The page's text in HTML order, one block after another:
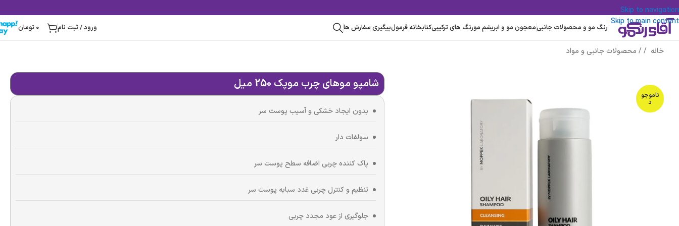
Skip to navigation
Skip to main content
رنگ مو و محصولات جانبیمعجون مو و ابریشم مورنگ های ترکیبیکتابخانه فرمولپیگیری سفارش ها ورود / ثبت نام 0 تومان
خانه / محصولات جانبی و مواد
ناموجو
د
شامپو موهای چرب موپک 250 میل
بدون ایجاد خشکی و آسیب پوست سر
سولفات دار
پاک کننده چربی اضافه سطح پوست سر
تنظیم و کنترل چربی غدد سبابه پوست سر
جلوگیری از عود مجدد چربی